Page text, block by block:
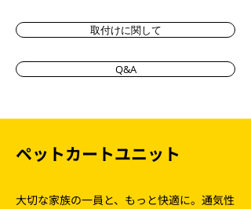
取付けに関して
Q&A
ペットカートユニット
大切な家族の一員と、もっと快適に。通気性